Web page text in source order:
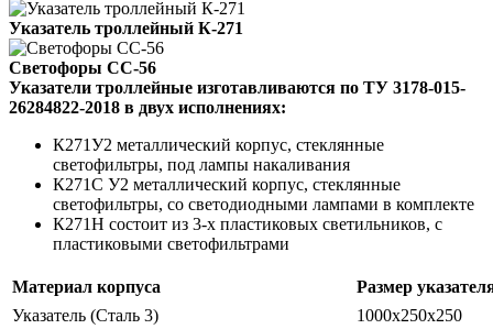
Указатель троллейный К-271
Светофоры СС-56
Указатели троллейные изготавливаются по ТУ 3178-015-
26284822-2018 в двух исполнениях:
К271У2 металлический корпус, стеклянные
светофильтры, под лампы накаливания
К271С У2 металлический корпус, стеклянные
светофильтры, со светодиодными лампами в комплекте
К271Н состоит из 3-х пластиковых светильников, с
пластиковыми светофильтрами
Материал корпуса
Размер
Указатель (Сталь 3)
1000х250х250